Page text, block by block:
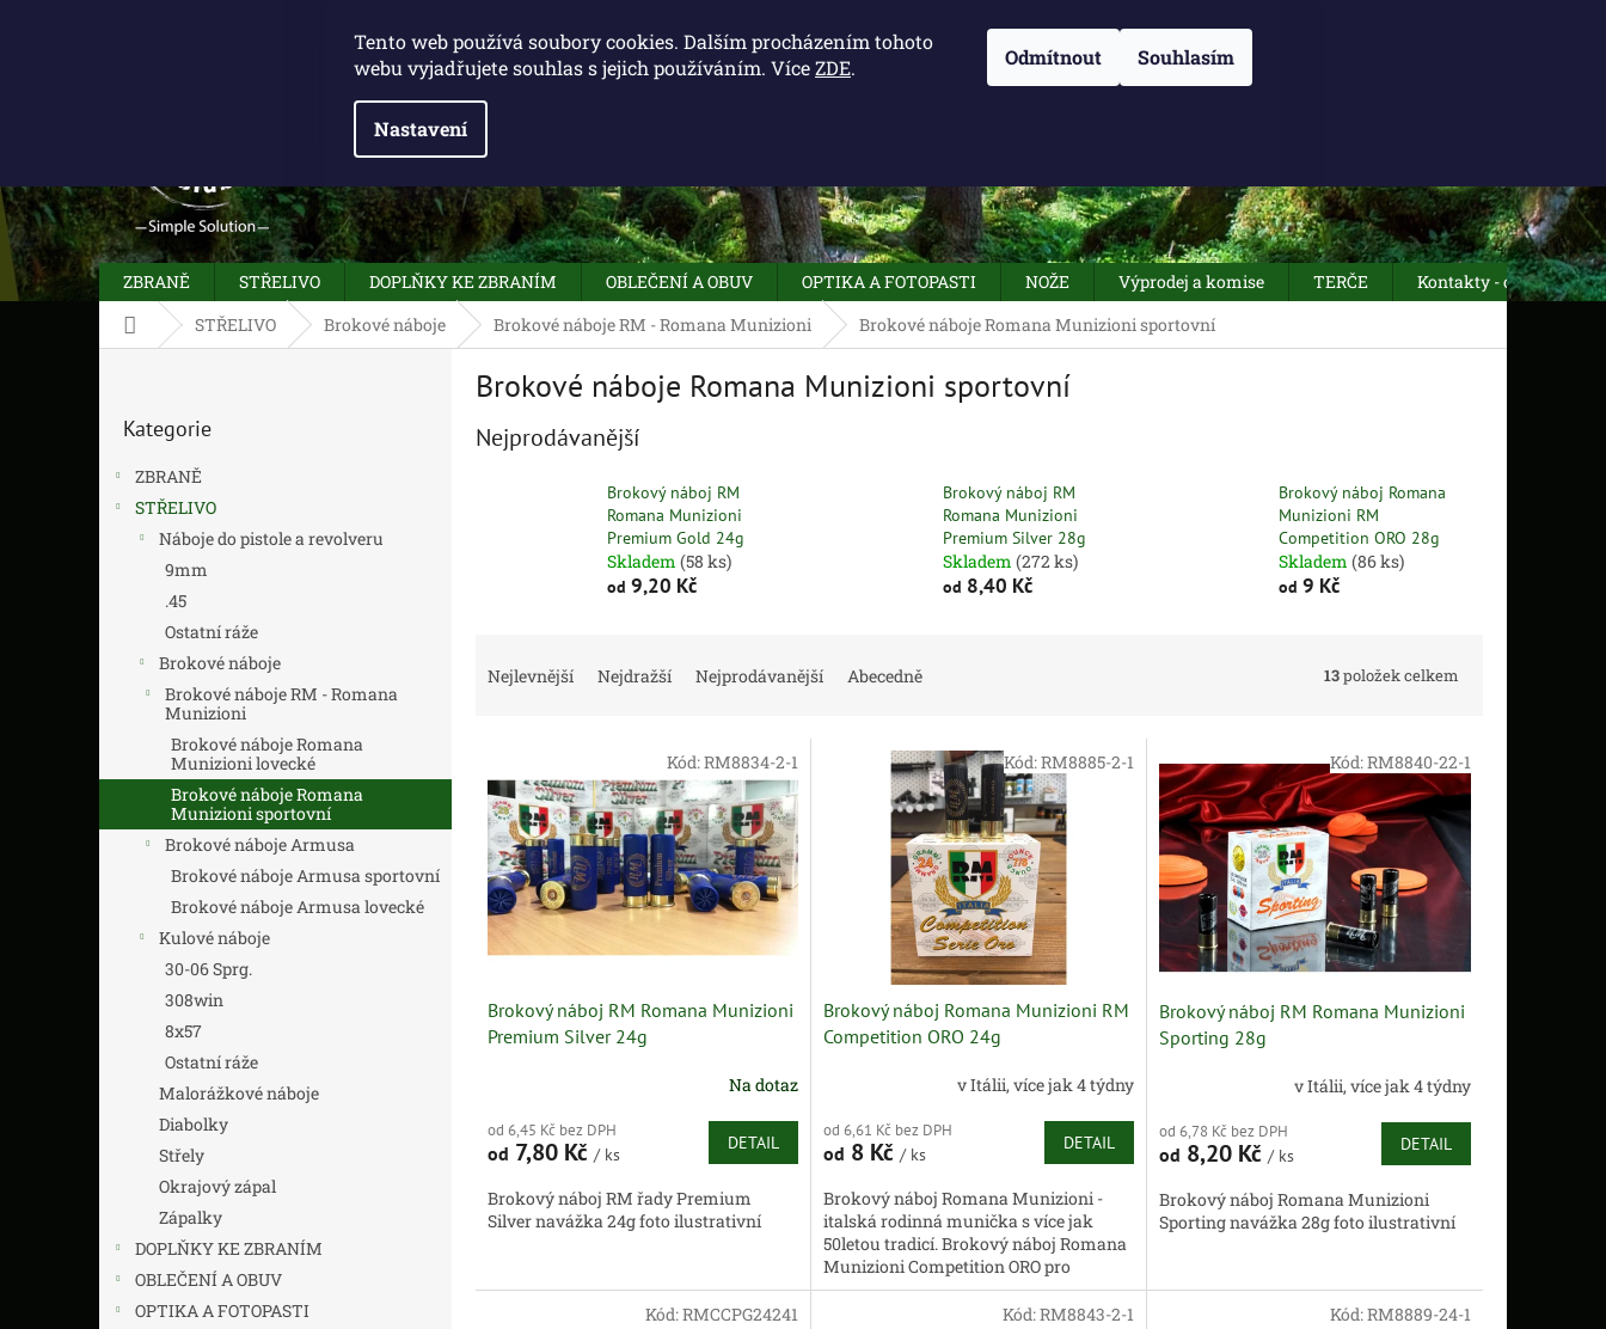
Tento web používá soubory cookies. Dalším procházením tohoto
webu vyjadřujete souhlas s jejich používáním. VíceZDE.
Nastavení
Odmítnout Souhlasím
ZBRANĚ STŘELIVO DOPLŇKY KE ZBRANÍM OBLEČENÍ A OBUV OPTIKA A FOTOPASTI NOŽE Výprodej a komise TERČE
Kontakty - otevírací
Domů STŘELIVO Brokové náboje Brokové náboje RM - Romana Munizioni Brokové náboje Romana Munizioni sportovní
kategorie
Kategorie
ZBRANĚ
STŘELIVO
Náboje do pistole a revolveru
9mm
.45
Ostatní ráže
Brokové náboje
Brokové náboje RM - Romana
Munizioni
Brokové náboje Romana
Munizioni lovecké
Brokové náboje Romana
Munizioni sportovní
Brokové náboje Armusa
Brokové náboje Armusa sportovní
Brokové náboje Armusa lovecké
Kulové náboje
30-06 Sprg.
308win
8x57
Ostatní ráže
Malorážkové náboje
Diabolky
Střely
Okrajový zápal
Zápalky
DOPLŇKY KE ZBRANÍM
OBLEČENÍ A OBUV
OPTIKA A FOTOPASTI
Brokové náboje Romana Munizioni sportovní
Nejprodávanější
Brokový náboj RM
Romana Munizioni
Premium Gold 24g
Skladem (58 ks)
od 9,20 Kč
Brokový náboj RM
Romana Munizioni
Premium Silver 28g
Skladem (272 ks)
od 8,40 Kč
Brokový náboj Romana
Munizioni RM
Competition ORO 28g
Skladem (86 ks)
od 9 Kč
Nejlevnější Nejdražší Nejprodávanější Abecedně 13položek celkem
Brokový náboj RM Romana Munizioni
Premium Silver 24g
Na dotaz
od 6,45 Kč bez DPH
od 7,80 Kč / ks
DETAIL
Brokový náboj RM řady Premium
Silver navážka 24g foto ilustrativní
Kód:RM8834-2-1
Brokový náboj Romana Munizioni RM
Competition ORO 24g
v Itálii, více jak 4 týdny
od 6,61 Kč bez DPH
od 8 Kč / ks
DETAIL
Brokový náboj Romana Munizioni -
italská rodinná munička s více jak
50letou tradicí. Brokový náboj Romana
Munizioni Competition ORO pro
sportovní disciplíny s důrazem na...
Kód:RM8885-2-1
Brokový náboj RM Romana Munizioni
Sporting 28g
v Itálii, více jak 4 týdny
od 6,78 Kč bez DPH
od 8,20 Kč / ks
DETAIL
Brokový náboj Romana Munizioni
Sporting navážka 28g foto ilustrativní
Kód:RM8840-22-1
Kód:RMCCPG24241 Kód:RM8843-2-1 Kód:RM8889-24-1